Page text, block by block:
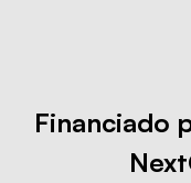
Financiado